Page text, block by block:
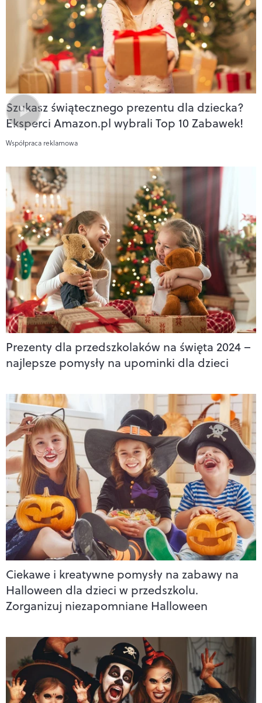
Szukasz świątecznego prezentu dla dziecka?
Eksperci Amazon.pl wybrali Top 10 Zabawek!
Współpraca reklamowa
Prezenty dla przedszkolaków na święta 2024 –
najlepsze pomysły na upominki dla dzieci
Ciekawe i kreatywne pomysły na zabawy na
Halloween dla dzieci w przedszkolu.
Zorganizuj niezapomniane Halloween